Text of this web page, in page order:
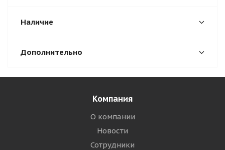
Наличие
Дополнительно
Компания
О компании
Новости
Сотрудники